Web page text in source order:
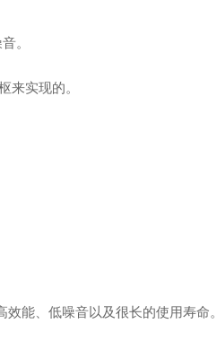
。
来实现的。
能、低噪音以及很长的使用寿命。